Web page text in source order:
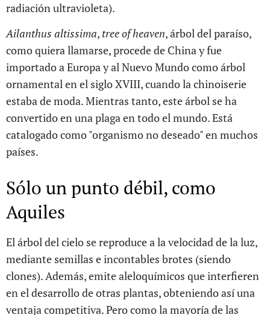
radiación ultravioleta).
Ailanthus altissima, tree of heaven, árbol del paraíso,
como quiera llamarse, procede de China y fue
importado a Europa y al Nuevo Mundo como árbol
ornamental en el siglo XVIII, cuando la chinoiserie
estaba de moda. Mientras tanto, este árbol se ha
convertido en una plaga en todo el mundo. Está
catalogado como "organismo no deseado" en muchos
países.
Sólo un punto débil, como
Aquiles
El árbol del cielo se reproduce a la velocidad de la luz,
mediante semillas e incontables brotes (siendo
clones). Además, emite aleloquímicos que interfieren
en el desarrollo de otras plantas, obteniendo así una
ventaja competitiva. Pero como la mayoría de las